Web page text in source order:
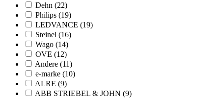
Dehn (22)
Philips (19)
LEDVANCE (19)
Steinel (16)
Wago (14)
OVE (12)
Andere (11)
e-marke (10)
ALRE (9)
ABB STRIEBEL & JOHN (9)